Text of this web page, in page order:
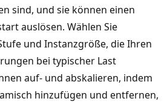
sind, und sie können einen
auslösen. Wählen Sie
und Instanzgröße, die Ihren
bei typischer Last
auf- und abskalieren, indem
hinzufügen und entfernen,